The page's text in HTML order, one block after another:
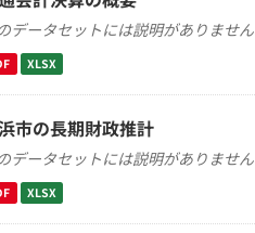
データセットには説明がありません
XLSX
市の長期財政推計
データセットには説明がありません
XLSX